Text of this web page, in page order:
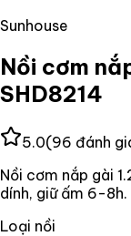
Sunhouse
Nồi cơm
SHD8214
5.0(96 đánh
Nồi cơm nắp gài
dính, giữ ấm 6-8h.
Loại nồi